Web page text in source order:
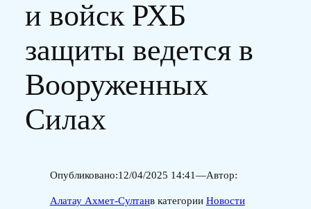
и войск РХБ
защиты ведется в
Вооруженных
Силах
Опубликовано:12/04/2025 14:41—Автор:
Алатау Ахмет-Султанв категории Новости